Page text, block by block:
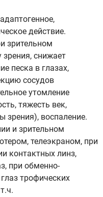
действие.
зрительном
снижает
песка в глазах,
сосудов
утомление
тяжесть век,
зрения), воспаление.
и зрительном
телеэкраном, при
контактных линз,
при обменно-
трофических